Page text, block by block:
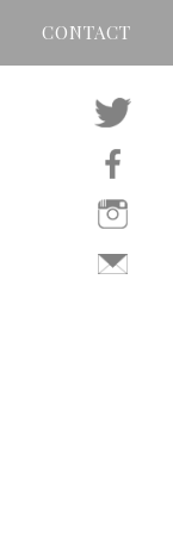
CONTACT